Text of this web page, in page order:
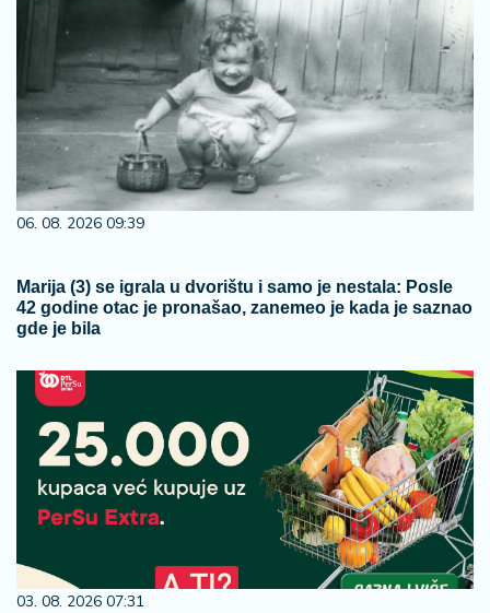
06. 08. 2026 09:39
Marija (3) se igrala u dvorištu i samo je nestala: Posle
42 godine otac je pronašao, zanemeo je kada je saznao
gde je bila
03. 08. 2026 07:31